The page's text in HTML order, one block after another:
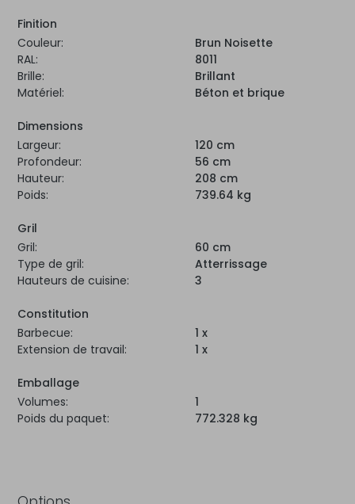
Finition
Couleur:
Brun Noisette
RAL:
8011
Brille:
Brillant
Matériel:
Béton et brique
Dimensions
Largeur:
120 cm
Profondeur:
56 cm
Hauteur:
208 cm
Poids:
739.64 kg
Gril
Gril:
60 cm
Type de gril:
Atterrissage
Hauteurs de cuisine:
3
Constitution
Barbecue:
1 x
Extension de travail:
1 x
Emballage
Volumes:
1
Poids du paquet:
772.328 kg